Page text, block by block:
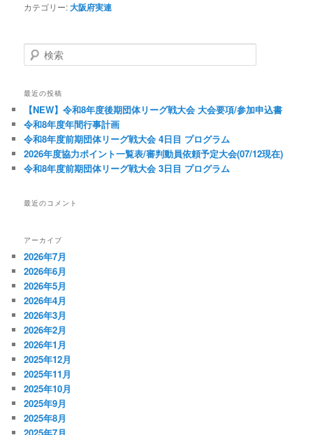
カテゴリー:大阪府実連
検索
最近の投稿
【NEW】令和8年度後期団体リーグ戦大会 大会要項/参加申込書
令和8年度年間行事計画
令和8年度前期団体リーグ戦大会 4日目 プログラム
2026年度協力ポイント一覧表/審判動員依頼予定大会(07/12現在)
令和8年度前期団体リーグ戦大会 3日目 プログラム
最近のコメント
アーカイブ
2026年7月
2026年6月
2026年5月
2026年4月
2026年3月
2026年2月
2026年1月
2025年12月
2025年11月
2025年10月
2025年9月
2025年8月